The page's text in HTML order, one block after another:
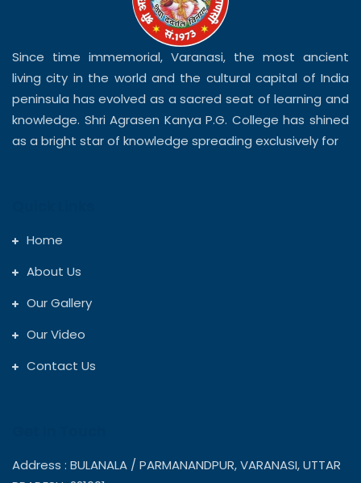
Since time immemorial, Varanasi, the most ancient
living city in the world and the cultural capital of India
peninsula has evolved as a sacred seat of learning and
knowledge. Shri Agrasen Kanya P.G. College has shined
as a bright star of knowledge spreading exclusively for
Home
About Us
Our Gallery
Our Video
Contact Us
Address : BULANALA / PARMANANDPUR, VARANASI, UTTAR